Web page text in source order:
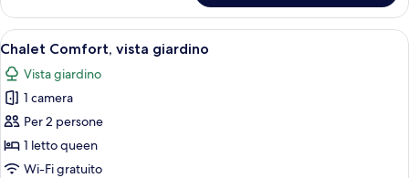
vista
montagna
Classic
con
2
letti
singoli,
vista
montagna
Apri
tutte
le
foto
per
Chalet
Comfort,
Un letto rifatto con lenzuola
2
Chalet Comfort, vista giardino
Vista giardino
1 camera
Per 2 persone
1 letto queen
Wi-Fi gratuito